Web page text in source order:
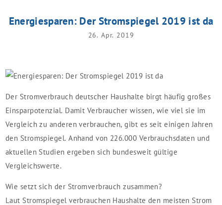
Energiesparen: Der Stromspiegel 2019 ist da
26. Apr. 2019
Der Stromverbrauch deutscher Haushalte birgt häufig großes
Einsparpotenzial. Damit Verbraucher wissen, wie viel sie im
Vergleich zu anderen verbrauchen, gibt es seit einigen Jahren
den Stromspiegel. Anhand von 226.000 Verbrauchsdaten und
aktuellen Studien ergeben sich bundesweit gültige
Vergleichswerte.
Wie setzt sich der Stromverbrauch zusammen?
Laut Stromspiegel verbrauchen Haushalte den meisten Strom